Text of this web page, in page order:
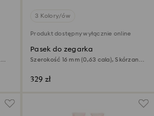
3 Kolory/ów
Produkt dostępny wyłącznie online
Pasek do zegarka
Szerokość 16 mm (0,63 cala), Skórzany z
329 zł